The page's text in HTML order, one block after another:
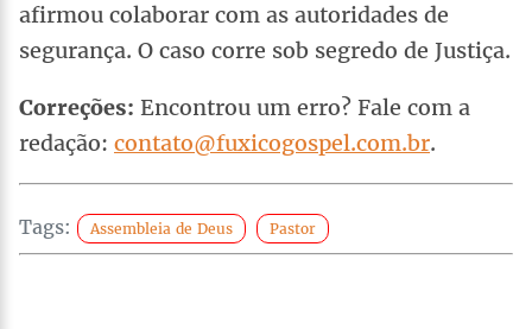
afirmou colaborar com as autoridades de
segurança. O caso corre sob segredo de Justiça.
Correções: Encontrou um erro? Fale com a
redação: contato@fuxicogospel.com.br.
Tags: Assembleia de Deus Pastor